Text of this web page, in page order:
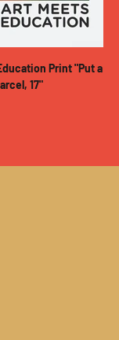
Print "Put a
17"